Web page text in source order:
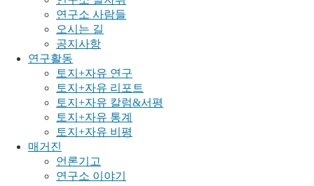
연구소 사람들
오시는 길
공지사항
연구활동
토지+자유 연구
토지+자유 리포트
토지+자유 칼럼&서평
토지+자유 통계
토지+자유 비평
매거진
언론기고
연구소 이야기